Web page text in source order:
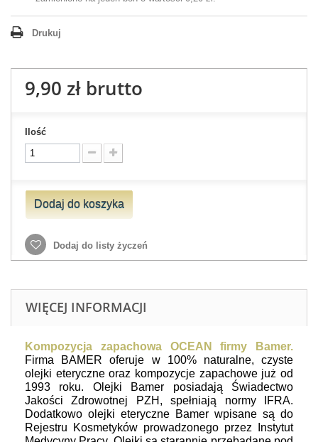
Drukuj
9,90 zł brutto
Ilość
Dodaj do koszyka
Dodaj do listy życzeń
WIĘCEJ INFORMACJI
Kompozycja zapachowa OCEAN firmy Bamer.
Firma BAMER oferuje w 100% naturalne, czyste
olejki eteryczne oraz kompozycje zapachowe już od
1993 roku. Olejki Bamer posiadają Świadectwo
Jakości Zdrowotnej PZH, spełniają normy IFRA.
Dodatkowo olejki eteryczne Bamer wpisane są do
Rejestru Kosmetyków prowadzonego przez Instytut